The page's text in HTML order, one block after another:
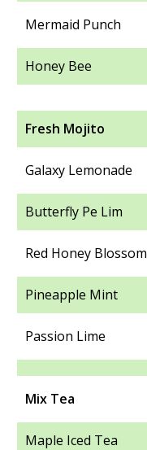
Mermaid Punch
Honey Bee
Fresh Mojito
Galaxy Lemonade
Butterfly Pe Lim
Red Honey Blossom
Pineapple Mint
Passion Lime
Mix Tea
Maple Iced Tea